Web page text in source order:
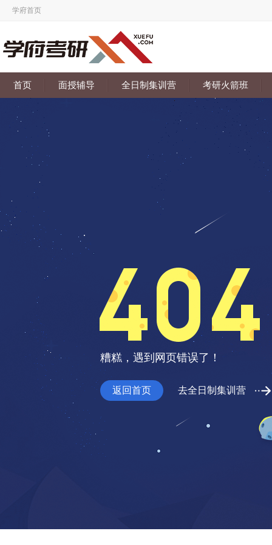
学府首页
首页 面授辅导 全日制集训营 考研火箭班
糟糕，遇到网页错误了！
返回首页 去全日制集训营